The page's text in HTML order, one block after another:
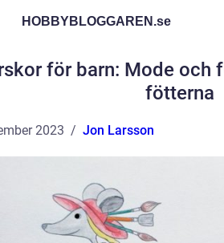
HOBBYBLOGGAREN.se
för barn: Mode och
fötterna
2023 Jon Larsson